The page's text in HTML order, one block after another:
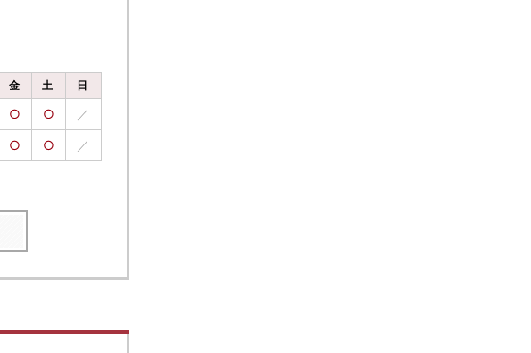
金 土 日
○ ○ ／
○ ○ ／